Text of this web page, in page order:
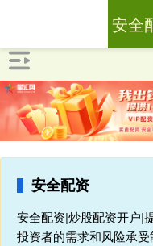
安全配资
安全配资|炒股配资开户|
投资者的需求和风险承
安全